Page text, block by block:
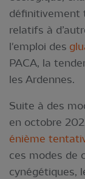
définitivement
relatifs à
l'emploi des
PACA, la
les Ardennes.
Suite à des
en octobre
énième
ces modes de
cynégétiques,